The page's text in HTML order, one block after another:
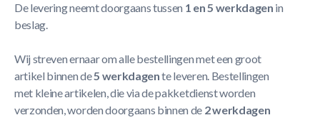
De levering neemt doorgaans tussen 1 en 5 werkdagen in
beslag.
Wij streven ernaar om alle bestellingen met een groot
artikel binnen de5 werkdagente leveren. Bestellingen
met kleine artikelen, die via de pakketdienst worden
verzonden, worden doorgaans binnen de 2 werkdagen